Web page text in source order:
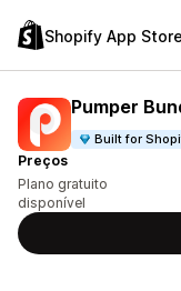
Shopify App Store
Pumper
Built for
Preços
Plano gratuito
disponível